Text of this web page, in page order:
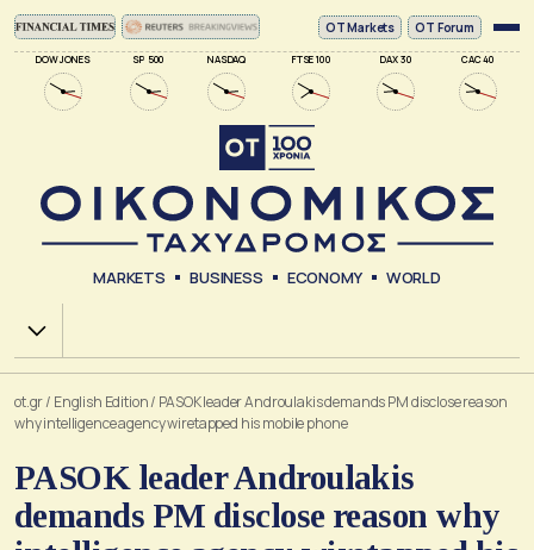
DOW JONES SP 500 NASDAQ FTSE 100 DAX 30 CAC 40
ΟΤ Markets OT Forum
MARKETS BUSINESS ECONOMY WORLD
Χ.Α.
ot.gr/ English Edition/ PASOK leader Androulakis demands PM disclose reason
why intelligence agency wiretapped his mobile phone
PASOK leader Androulakis
demands PM disclose reason why